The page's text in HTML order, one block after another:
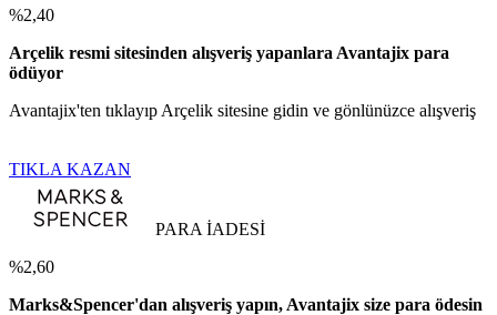
%2,40
Arçelik resmi sitesinden alışveriş yapanlara Avantajix para
ödüyor
Avantajix'ten tıklayıp Arçelik sitesine gidin ve gönlünüzce alışveriş
TIKLA KAZAN
PARA İADESİ
%2,60
Marks&Spencer'dan alışveriş yapın, Avantajix size para ödesin